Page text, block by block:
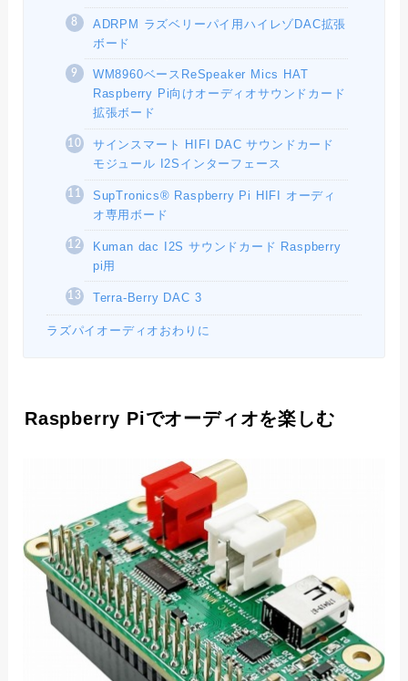
ADRPM ラズベリーパイ用ハイレゾDAC拡張
ボード
WM8960ベースReSpeaker Mics HAT
Raspberry Pi向けオーディオサウンドカード
拡張ボード
サインスマート HIFI DAC サウンドカード
モジュール I2Sインターフェース
SupTronics® Raspberry Pi HIFI オーディ
オ専用ボード
Kuman dac I2S サウンドカード Raspberry
pi用
Terra-Berry DAC 3
ラズパイオーディオおわりに
Raspberry Piでオーディオを楽しむ